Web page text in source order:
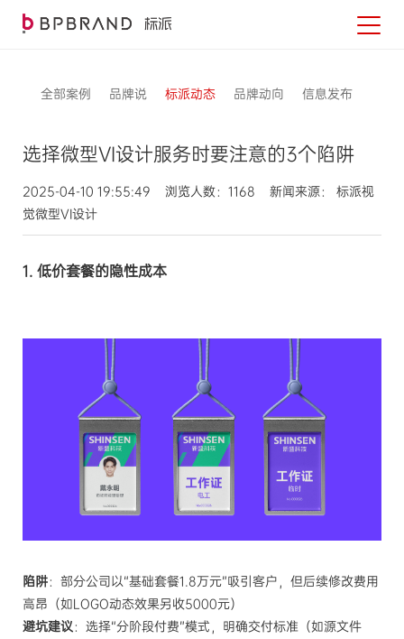
全部案例 品牌说 标派动态 品牌动向 信息发布
选择微型VI设计服务时要注意的3个陷阱
2025-04-10 19:55:49 浏览人数：1168 新闻来源： 标派视
觉微型VI设计
1. 低价套餐的隐性成本
陷阱：部分公司以“基础套餐1.8万元”吸引客户，但后续修改费用
高昂（如LOGO动态效果另收5000元）
避坑建议：选择“分阶段付费”模式，明确交付标准（如源文件